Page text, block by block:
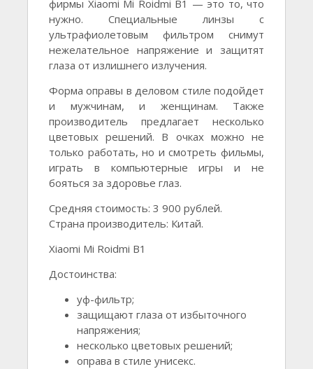
фирмы Xiaomi Mi Roidmi B1 — это то, что
нужно. Специальные линзы с
ультрафиолетовым фильтром снимут
нежелательное напряжение и защитят
глаза от излишнего излучения.
Форма оправы в деловом стиле подойдет
и мужчинам, и женщинам. Также
производитель предлагает несколько
цветовых решений. В очках можно не
только работать, но и смотреть фильмы,
играть в компьютерные игры и не
бояться за здоровье глаз.
Средняя стоимость: 3 900 рублей.
Страна производитель: Китай.
Xiaomi Mi Roidmi B1
Достоинства:
уф-фильтр;
защищают глаза от избыточного
напряжения;
несколько цветовых решений;
оправа в стиле унисекс.